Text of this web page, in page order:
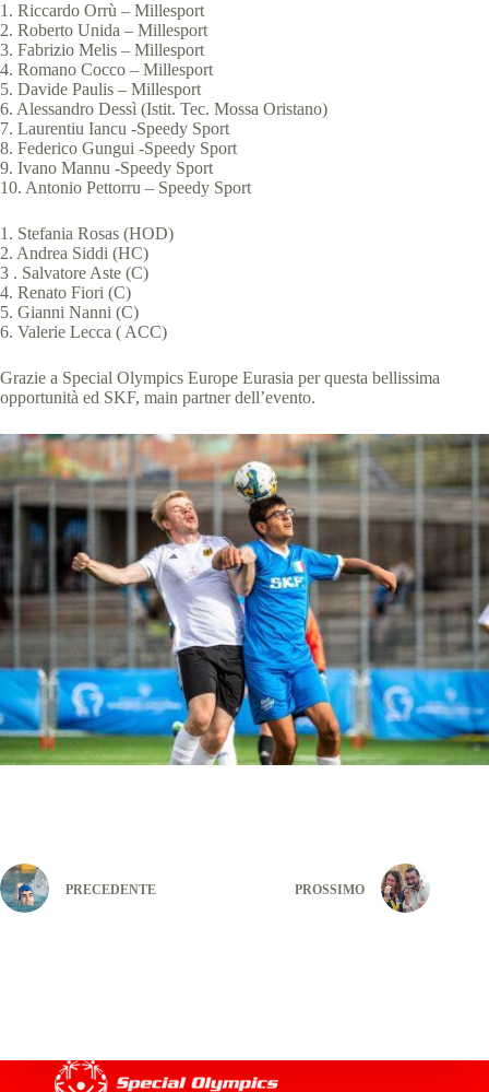
1. Riccardo Orrù – Millesport
2. Roberto Unida – Millesport
3. Fabrizio Melis – Millesport
4. Romano Cocco – Millesport
5. Davide Paulis – Millesport
6. Alessandro Dessì (Istit. Tec. Mossa Oristano)
7. Laurentiu Iancu -Speedy Sport
8. Federico Gungui -Speedy Sport
9. Ivano Mannu -Speedy Sport
10. Antonio Pettorru – Speedy Sport
1. Stefania Rosas (HOD)
2. Andrea Siddi (HC)
3 . Salvatore Aste (C)
4. Renato Fiori (C)
5. Gianni Nanni (C)
6. Valerie Lecca ( ACC)
Grazie a Special Olympics Europe Eurasia per questa bellissima
opportunità ed SKF, main partner dell’evento.
PRECEDENTE PROSSIMO